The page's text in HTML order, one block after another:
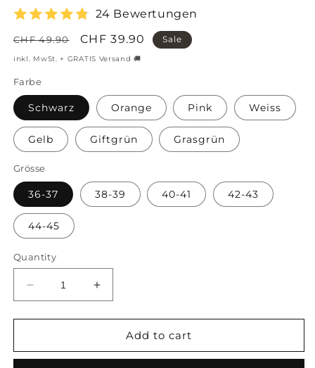
24 Bewertungen
Regular
price
CHF 49.90
Sale
price
CHF 39.90 Sale
inkl. MwSt. + GRATIS Versand 🚚
Farbe
Schwarz Orange Pink Weiss
Gelb Giftgrün Grasgrün
Grösse
36-37 38-39 40-41 42-43
44-45
Quantity
Decrease
quantity
for
Latschen
Increase
quantity
for
Cloud
Latschen
Add to cart